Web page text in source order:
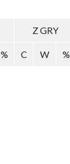
Z GRY
% C W %